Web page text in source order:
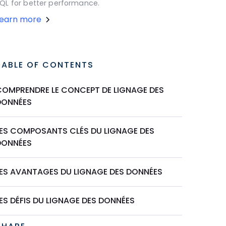
for better performance.
more
OF CONTENTS
LE CONCEPT DE LIGNAGE DES
COMPOSANTS CLÉS DU LIGNAGE DES
AVANTAGES DU LIGNAGE DES DONNÉES
DÉFIS DU LIGNAGE DES DONNÉES